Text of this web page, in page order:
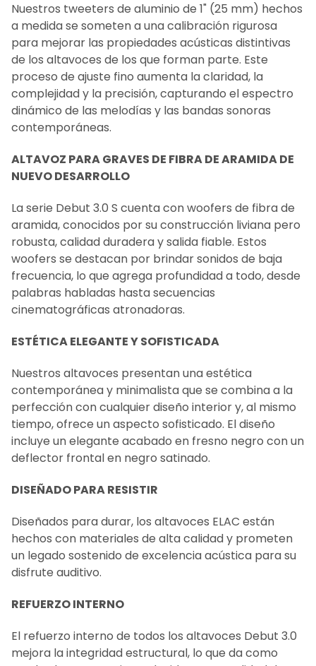
Nuestros tweeters de aluminio de 1" (25 mm) hechos
a medida se someten a una calibración rigurosa
para mejorar las propiedades acústicas distintivas
de los altavoces de los que forman parte. Este
proceso de ajuste fino aumenta la claridad, la
complejidad y la precisión, capturando el espectro
dinámico de las melodías y las bandas sonoras
contemporáneas.
ALTAVOZ PARA GRAVES DE FIBRA DE ARAMIDA DE
NUEVO DESARROLLO
La serie Debut 3.0 S cuenta con woofers de fibra de
aramida, conocidos por su construcción liviana pero
robusta, calidad duradera y salida fiable. Estos
woofers se destacan por brindar sonidos de baja
frecuencia, lo que agrega profundidad a todo, desde
palabras habladas hasta secuencias
cinematográficas atronadoras.
ESTÉTICA ELEGANTE Y SOFISTICADA
Nuestros altavoces presentan una estética
contemporánea y minimalista que se combina a la
perfección con cualquier diseño interior y, al mismo
tiempo, ofrece un aspecto sofisticado. El diseño
incluye un elegante acabado en fresno negro con un
deflector frontal en negro satinado.
DISEÑADO PARA RESISTIR
Diseñados para durar, los altavoces ELAC están
hechos con materiales de alta calidad y prometen
un legado sostenido de excelencia acústica para su
disfrute auditivo.
REFUERZO INTERNO
El refuerzo interno de todos los altavoces Debut 3.0
mejora la integridad estructural, lo que da como